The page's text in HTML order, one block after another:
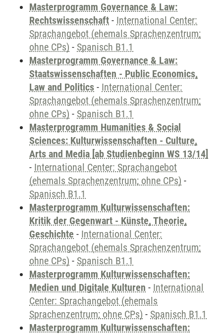
Masterprogramm Governance & Law:
Rechtswissenschaft - International Center:
Sprachangebot (ehemals Sprachenzentrum;
ohne CPs) - Spanisch B1.1
Masterprogramm Governance & Law:
Staatswissenschaften - Public Economics,
Law and Politics - International Center:
Sprachangebot (ehemals Sprachenzentrum;
ohne CPs) - Spanisch B1.1
Masterprogramm Humanities & Social
Sciences: Kulturwissenschaften - Culture,
Arts and Media [ab Studienbeginn WS 13/14]
- International Center: Sprachangebot
(ehemals Sprachenzentrum; ohne CPs) -
Spanisch B1.1
Masterprogramm Kulturwissenschaften:
Kritik der Gegenwart - Künste, Theorie,
Geschichte - International Center:
Sprachangebot (ehemals Sprachenzentrum;
ohne CPs) - Spanisch B1.1
Masterprogramm Kulturwissenschaften:
Medien und Digitale Kulturen - International
Center: Sprachangebot (ehemals
Sprachenzentrum; ohne CPs) - Spanisch B1.1
Masterprogramm Kulturwissenschaften: